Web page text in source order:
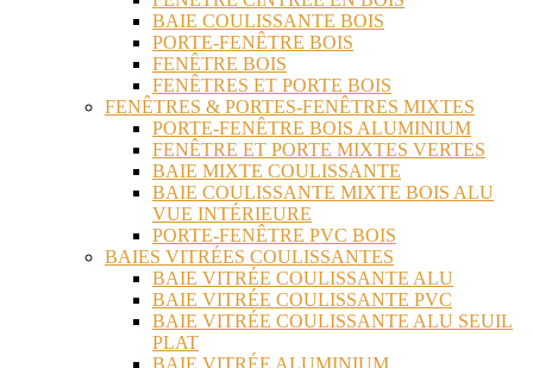
BAIE COULISSANTE BOIS
PORTE-FENÊTRE BOIS
FENÊTRE BOIS
FENÊTRES ET PORTE BOIS
FENÊTRES & PORTES-FENÊTRES MIXTES
PORTE-FENÊTRE BOIS ALUMINIUM
FENÊTRE ET PORTE MIXTES VERTES
BAIE MIXTE COULISSANTE
BAIE COULISSANTE MIXTE BOIS ALU
VUE INTÉRIEURE
PORTE-FENÊTRE PVC BOIS
BAIES VITRÉES COULISSANTES
BAIE VITRÉE COULISSANTE ALU
BAIE VITRÉE COULISSANTE PVC
BAIE VITRÉE COULISSANTE ALU SEUIL
PLAT